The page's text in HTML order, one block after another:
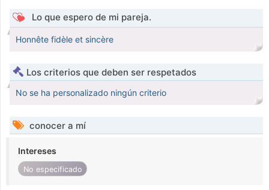
Lo que espero de mi pareja.
Honnête fidèle et sincère
Los criterios que deben ser respetados
No se ha personalizado ningún criterio
conocer a mí
Intereses
No especificado